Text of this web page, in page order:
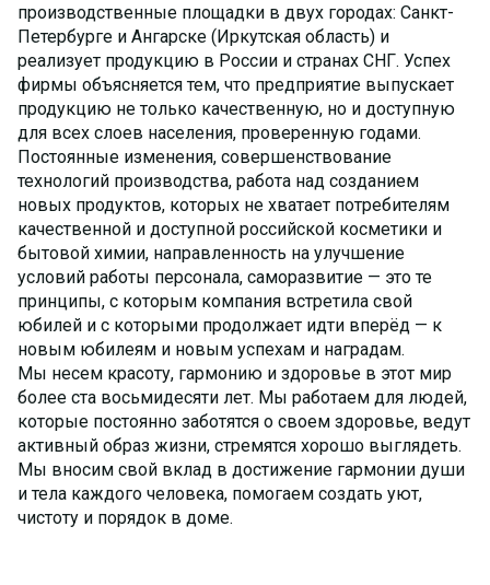
производственные площадки в двух городах: Cанкт-
Петербурге и Ангарске (Иркутская область) и
реализует продукцию в России и странах СНГ. Успех
фирмы объясняется тем, что предприятие выпускает
продукцию не только качественную, но и доступную
для всех слоев населения, проверенную годами.
Постоянные изменения, совершенствование
технологий производства, работа над созданием
новых продуктов, которых не хватает потребителям
качественной и доступной российской косметики и
бытовой химии, направленность на улучшение
условий работы персонала, саморазвитие — это те
принципы, с которым компания встретила свой
юбилей и с которыми продолжает идти вперёд — к
новым юбилеям и новым успехам и наградам.
Мы несем красоту, гармонию и здоровье в этот мир
более ста восьмидесяти лет. Мы работаем для людей,
которые постоянно заботятся о своем здоровье, ведут
активный образ жизни, стремятся хорошо выглядеть.
Мы вносим свой вклад в достижение гармонии души
и тела каждого человека, помогаем создать уют,
чистоту и порядок в доме.